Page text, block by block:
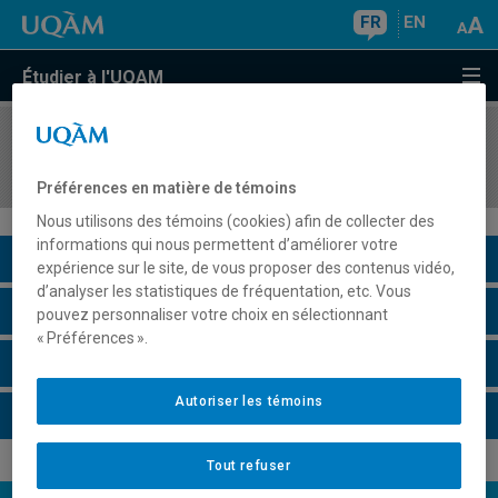
FR EN
Étudier à l'UQAM
COURS//
Description du cours
Horaire - Été 2026
Préférences en matière de témoins
Nous utilisons des témoins (cookies) afin de collecter des
informations qui nous permettent d’améliorer votre
expérience sur le site, de vous proposer des contenus vidéo,
d’analyser les statistiques de fréquentation, etc. Vous
pouvez personnaliser votre choix en sélectionnant
« Préférences ».
Tout refuser
Autoriser les témoins